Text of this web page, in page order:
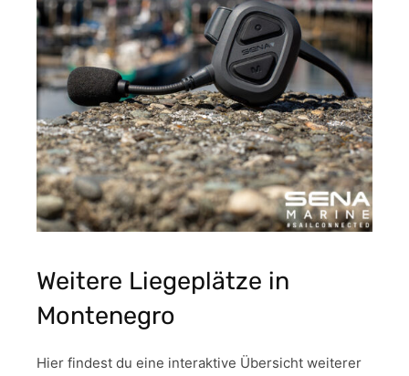
Weitere Liegeplätze in
Montenegro
Hier findest du eine interaktive Übersicht weiterer